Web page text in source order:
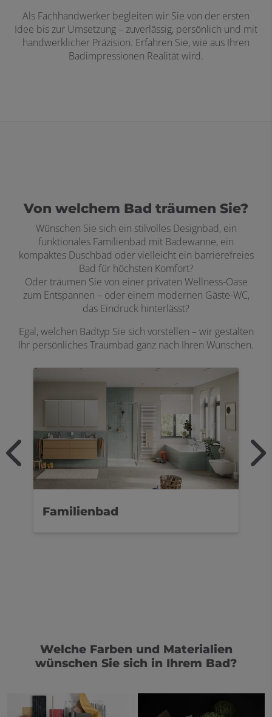
Als Fachhandwerker begleiten wir Sie von der ersten
Idee bis zur Umsetzung – zuverlässig, persönlich und mit
handwerklicher Präzision. Erfahren Sie, wie aus Ihren
Badimpressionen Realität wird.
Von welchem Bad träumen Sie?
Wünschen Sie sich ein stilvolles Designbad, ein
funktionales Familienbad mit Badewanne, ein
kompaktes Duschbad oder vielleicht ein barrierefreies
Bad für höchsten Komfort?
Oder träumen Sie von einer privaten Wellness-Oase
zum Entspannen – oder einem modernen Gäste-WC,
das Eindruck hinterlässt?
Egal, welchen Badtyp Sie sich vorstellen – wir gestalten
Ihr persönliches Traumbad ganz nach Ihren Wünschen.
Familienbad
Welche Farben und Materialien
wünschen Sie sich in Ihrem Bad?